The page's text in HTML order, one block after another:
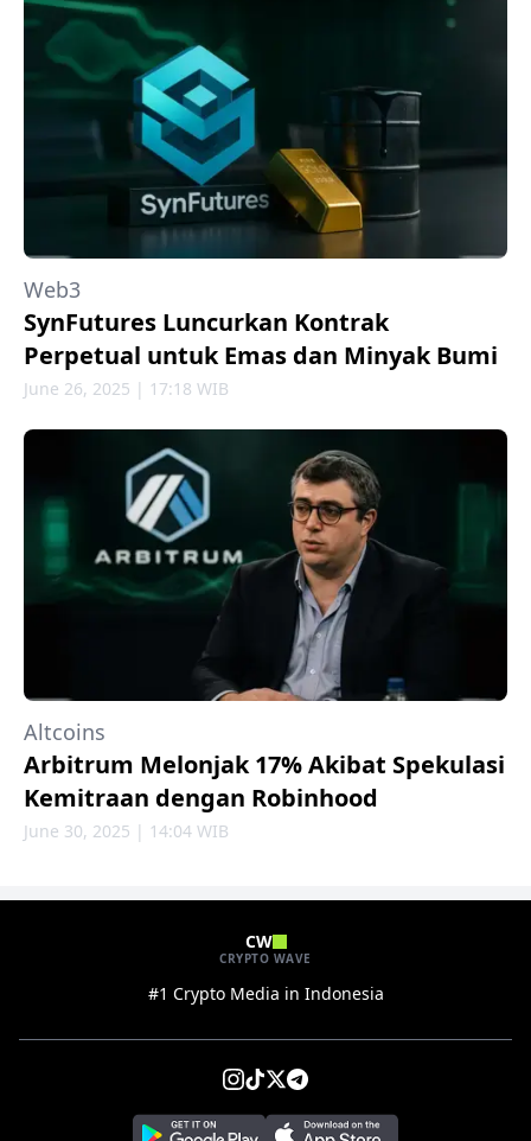
Web3
SynFutures Luncurkan Kontrak
Perpetual untuk Emas dan Minyak Bumi
June 26, 2025 | 17:18 WIB
Altcoins
Arbitrum Melonjak 17% Akibat Spekulasi
Kemitraan dengan Robinhood
June 30, 2025 | 14:04 WIB
CW
CRYPTO WAVE
#1 Crypto Media in Indonesia